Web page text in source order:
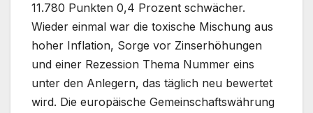
11.780 Punkten 0,4 Prozent schwächer.
Wieder einmal war die toxische Mischung aus
hoher Inflation, Sorge vor Zinserhöhungen
und einer Rezession Thema Nummer eins
unter den Anlegern, das täglich neu bewertet
wird. Die europäische Gemeinschaftswährung